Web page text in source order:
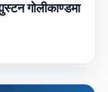
गोलीकाण्डमा